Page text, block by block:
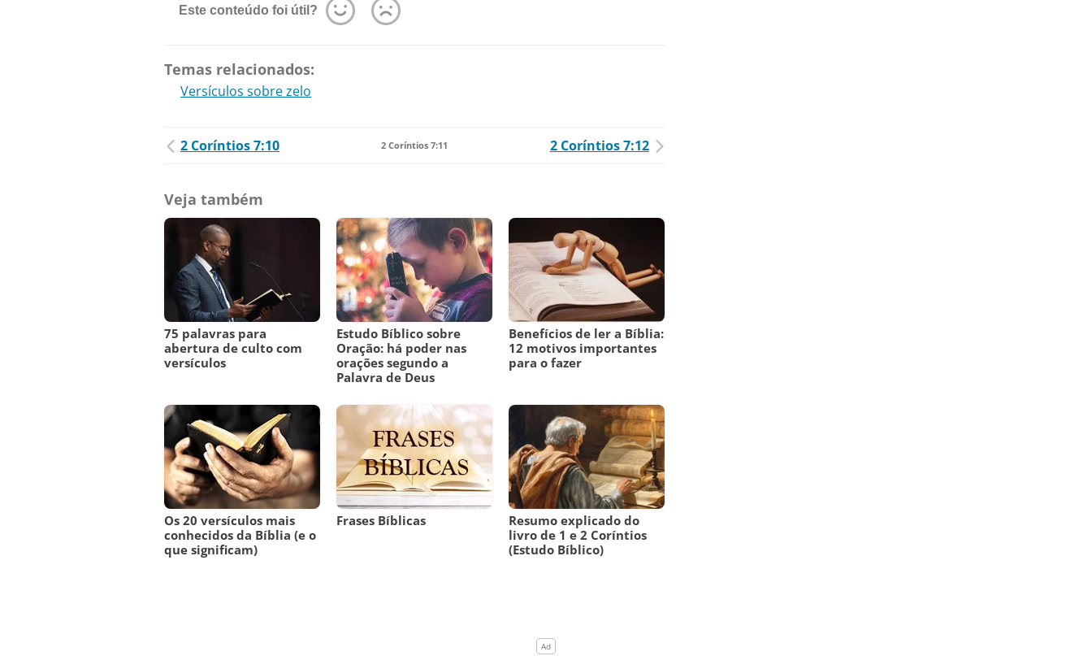
Este conteúdo foi útil?
Temas relacionados:
Versículos sobre zelo
2 Coríntios 7:10 2 Coríntios 7:11 2 Coríntios 7:12
Veja também
75 palavras para
abertura de culto com
versículos
Estudo Bíblico sobre
Oração: há poder nas
orações segundo a
Palavra de Deus
Benefícios de ler a Bíblia:
12 motivos importantes
para o fazer
Os 20 versículos mais
conhecidos da Bíblia (e o
que significam)
Frases Bíblicas
Resumo explicado do
livro de 1 e 2 Coríntios
(Estudo Bíblico)